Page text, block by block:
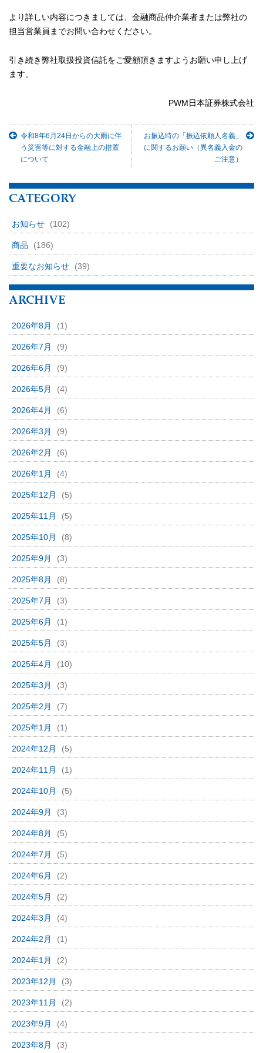
より詳しい内容につきましては、金融商品仲介業者または弊社の
担当営業員までお問い合わせください。
引き続き弊社取扱投資信託をご愛顧頂きますようお願い申し上げ
ます。
PWM日本証券株式会社
令和8年6月24日からの大雨に伴
う災害等に対する金融上の措置
について
お振込時の「振込依頼人名義」
に関するお願い（異名義入金の
ご注意）
CATEGORY
お知らせ (102)
商品 (186)
重要なお知らせ (39)
ARCHIVE
2026年8月 (1)
2026年7月 (9)
2026年6月 (9)
2026年5月 (4)
2026年4月 (6)
2026年3月 (9)
2026年2月 (6)
2026年1月 (4)
2025年12月 (5)
2025年11月 (5)
2025年10月 (8)
2025年9月 (3)
2025年8月 (8)
2025年7月 (3)
2025年6月 (1)
2025年5月 (3)
2025年4月 (10)
2025年3月 (3)
2025年2月 (7)
2025年1月 (1)
2024年12月 (5)
2024年11月 (1)
2024年10月 (5)
2024年9月 (3)
2024年8月 (5)
2024年7月 (5)
2024年6月 (2)
2024年5月 (2)
2024年3月 (4)
2024年2月 (1)
2024年1月 (2)
2023年12月 (3)
2023年11月 (2)
2023年9月 (4)
2023年8月 (3)